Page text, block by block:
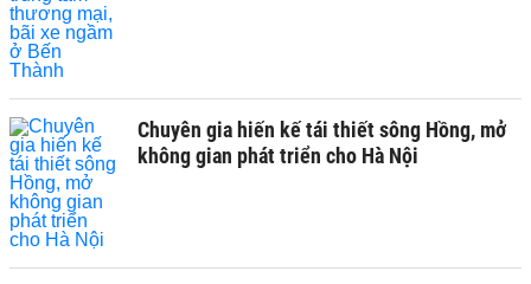
Chuyên gia hiến kế tái thiết sông Hồng, mở
không gian phát triển cho Hà Nội